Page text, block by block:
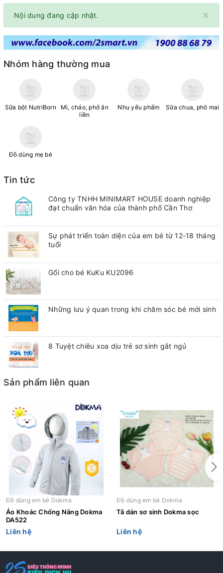
×
Nội dung đang cập nhật.
Nhóm hàng thường mua
Sữa bột NutriBorn
Mì, cháo, phở ăn
liền
Nhu yếu phẩm Sữa chua, phô mai
Đồ dùng mẹ bé
Tin tức
Công ty TNHH MINIMART HOUSE doanh nghiệp
đạt chuẩn văn hóa của thành phố Cần Thơ
Sự phát triển toàn diện của em bé từ 12-18 tháng
tuổi
Gối cho bé KuKu KU2096
Những lưu ý quan trong khi chăm sóc bé mới sinh
8 Tuyệt chiêu xoa dịu trẻ sơ sinh gắt ngủ
Sản phẩm liên quan
Đồ dùng em bé Dokma
Áo Khoác Chống Nắng Dokma
DA522
Liên hệ
Đồ dùng em bé Dokma
Tã dán sơ sinh Dokma sọc
Liên hệ